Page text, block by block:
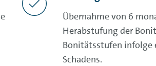
Übernahme von 6
Herabstufung der
Bonitätsstufen infolge
Schadens.